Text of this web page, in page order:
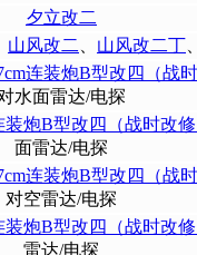
夕立改二
山风改二 山风改二丁
连装炮B型改四（战
水面雷达/电探
装炮B型改四（战时改
面雷达/电探
连装炮B型改四（战
对空雷达/电探
装炮B型改四（战时改
雷达/电探